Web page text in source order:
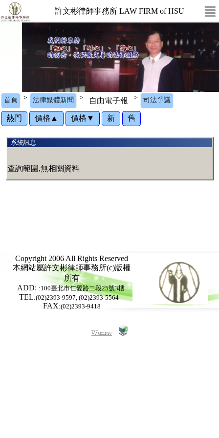
許文彬律師事務所 LAW FIRM of HSU
首頁 > 法律媒體新聞 > 自由電子報 > 司法爭議
熱門 價格▲ 價格▼ 新 舊
系統訊息
查詢範圍,無相關資料
Copyright 2006 All Rights Reserved
本網站屬許文彬律師事務所(c)版權
所有
ADD: :100臺北市仁愛路二段25號3樓
TEL:(02)2393-9597, (02)2393-5564
FAX:(02)2393-9418